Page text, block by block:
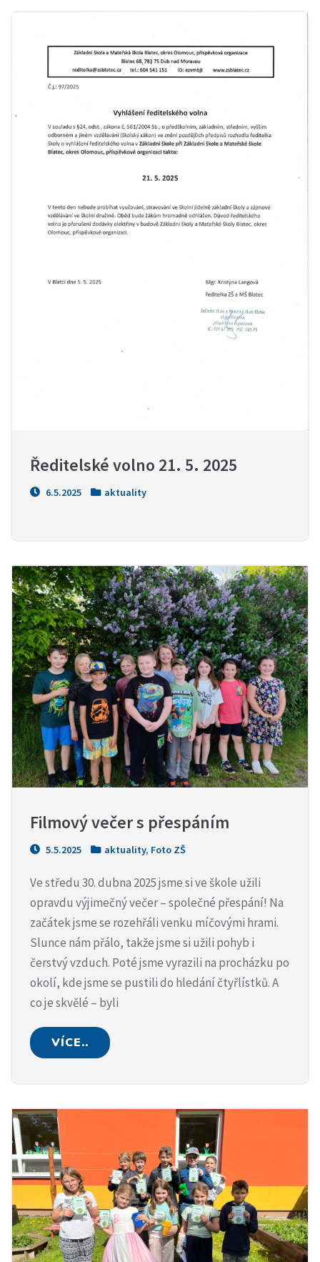
Ředitelské volno 21. 5. 2025
6.5.2025 aktuality
Filmový večer s přespáním
5.5.2025 aktuality, Foto ZŠ
Ve středu 30. dubna 2025 jsme si ve škole užili
opravdu výjimečný večer – společné přespání! Na
začátek jsme se rozehřáli venku míčovými hrami.
Slunce nám přálo, takže jsme si užili pohyb i
čerstvý vzduch. Poté jsme vyrazili na procházku po
okolí, kde jsme se pustili do hledání čtyřlístků. A
co je skvělé – byli
VÍCE..